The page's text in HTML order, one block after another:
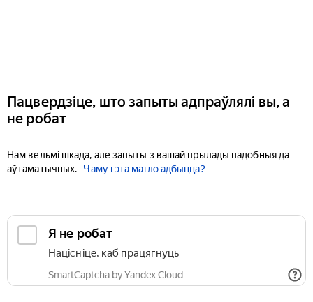
Пацвердзіце, што запыты адпраўлялі вы, а
не робат
Нам вельмі шкада, але запыты з вашай прылады падобныя да
аўтаматычных.
Чаму гэта магло адбыцца?
Я не робат
Націсніце, каб працягнуць
SmartCaptcha by Yandex Cloud